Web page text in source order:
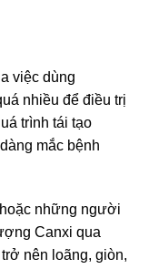
việc dùng
nhiều để điều trị
trình tái tạo
mắc bệnh
những người
Canxi qua
nên loãng, giòn,